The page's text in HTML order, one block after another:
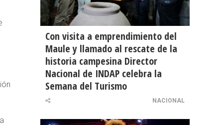
Con visita a emprendimiento del
Maule y llamado al rescate de la
historia campesina Director
Nacional de INDAP celebra la
Semana del Turismo
NACIONAL